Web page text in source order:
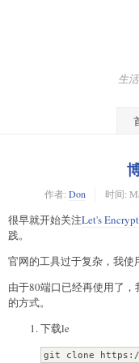
生
作者: Don 时间:
很早就开始关注Let's Encrypt
践。
官网的工具过于复杂，我使
由于80端口已经再使用了，
的方式。
下载le
git clone